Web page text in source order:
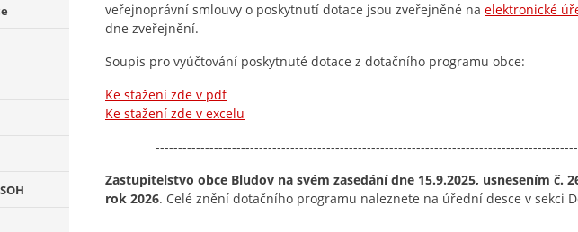
veřejnoprávní smlouvy o poskytnutí dotace jsou zveřejněné na elektronické
dne zveřejnění.
Soupis pro vyúčtování poskytnuté dotace z dotačního programu obce:
Ke stažení zde v pdf
Ke stažení zde v excelu
Zastupitelstvo obce Bludov na svém zasedání dne 15.9.2025, usnesením č.
rok 2026. Celé znění dotačního programu naleznete na úřední desce v sekci